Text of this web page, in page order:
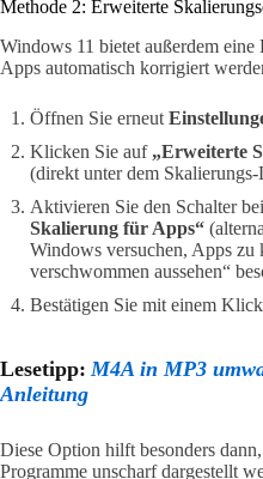
Methode 2: Erweiterte
Windows 11 bietet außerdem
Apps automatisch korrigiert
Öffnen Sie erneut
Klicken Sie auf „Erweiterte
(direkt unter dem
Aktivieren Sie den Schalter bei
Skalierung für Apps“
Windows versuchen, Apps
verschwommen aussehen“
Bestätigen Sie mit einem
Lesetipp: M4A in MP3
Anleitung
Diese Option hilft besonders
Programme unscharf dargestellt